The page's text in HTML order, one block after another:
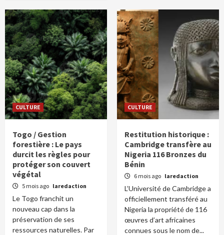
CULTURE
Togo / Gestion
forestière : Le pays
durcit les règles pour
protéger son couvert
végétal
5 mois ago laredaction
Le Togo franchit un
nouveau cap dans la
préservation de ses
ressources naturelles. Par
CULTURE
Restitution historique :
Cambridge transfère au
Nigeria 116 Bronzes du
Bénin
6 mois ago laredaction
L’Université de Cambridge a
officiellement transféré au
Nigeria la propriété de 116
œuvres d’art africaines
connues sous le nom de...